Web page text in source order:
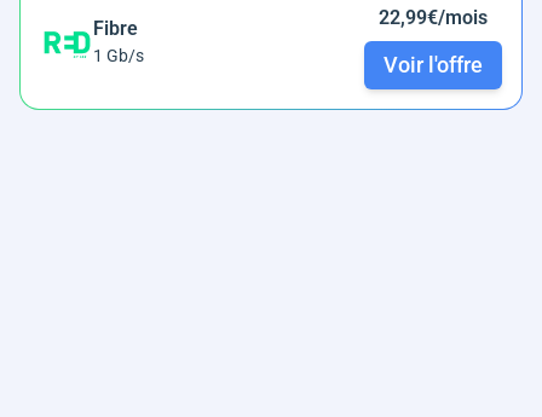
Fibre
1 Gb/s
22,99€/mois
Voir l'offre